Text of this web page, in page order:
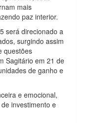
mais
paz interior.
será direcionado a
surgindo assim
questões
Sagitário em 21 de
de ganho e
e emocional,
investimento e